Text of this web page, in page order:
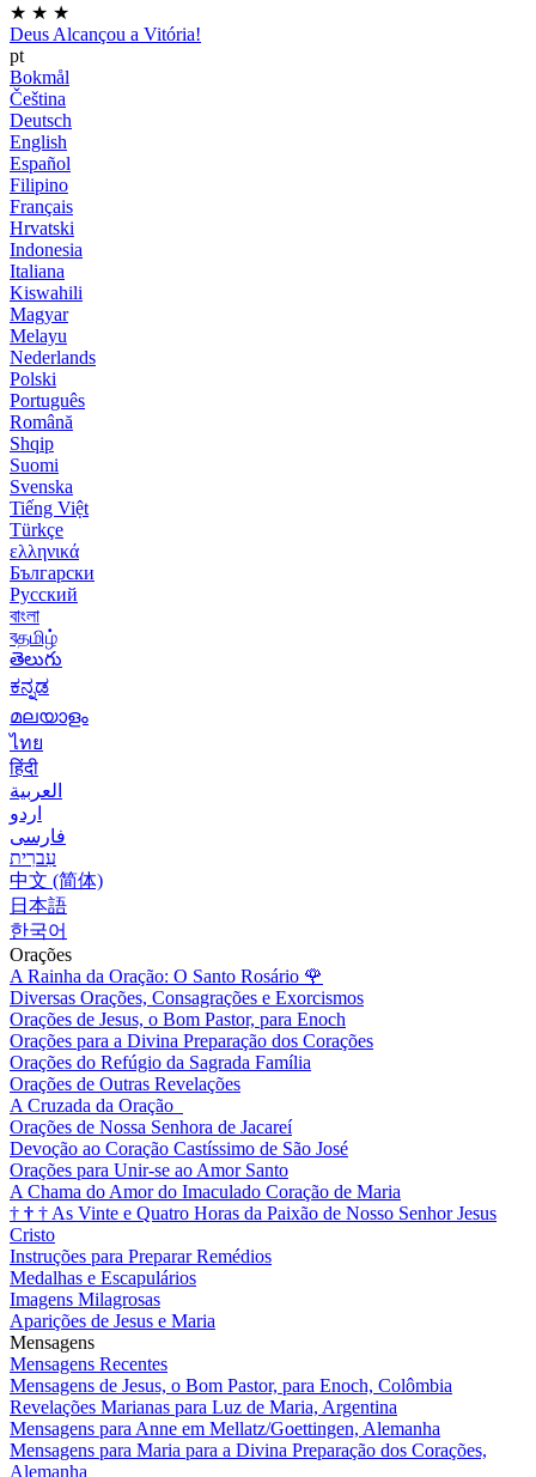
★ ★ ★
Deus Alcançou a Vitória!
pt
Bokmål
Čeština
Deutsch
English
Español
Filipino
Français
Hrvatski
Indonesia
Italiana
Kiswahili
Magyar
Melayu
Nederlands
Polski
Português
Română
Shqip
Suomi
Svenska
Tiếng Việt
Türkçe
ελληνικά
Български
Русский
বাংলা
বதமிழ்
తెలుగు
ಕನ್ನಡ
മലയാളം
ไทย
हिंदी
العربية
اردو
فارسی
עִברִית
中文 (简体)
日本語
한국어
Orações
A Rainha da Oração: O Santo Rosário 🌹
Diversas Orações, Consagrações e Exorcismos
Orações de Jesus, o Bom Pastor, para Enoch
Orações para a Divina Preparação dos Corações
Orações do Refúgio da Sagrada Família
Orações de Outras Revelações
A Cruzada da Oração
Orações de Nossa Senhora de Jacareí
Devoção ao Coração Castíssimo de São José
Orações para Unir-se ao Amor Santo
A Chama do Amor do Imaculado Coração de Maria
† † † As Vinte e Quatro Horas da Paixão de Nosso Senhor Jesus
Cristo
Instruções para Preparar Remédios
Medalhas e Escapulários
Imagens Milagrosas
Aparições de Jesus e Maria
Mensagens
Mensagens Recentes
Mensagens de Jesus, o Bom Pastor, para Enoch, Colômbia
Revelações Marianas para Luz de Maria, Argentina
Mensagens para Anne em Mellatz/Goettingen, Alemanha
Mensagens para Maria para a Divina Preparação dos Corações,
Alemanha